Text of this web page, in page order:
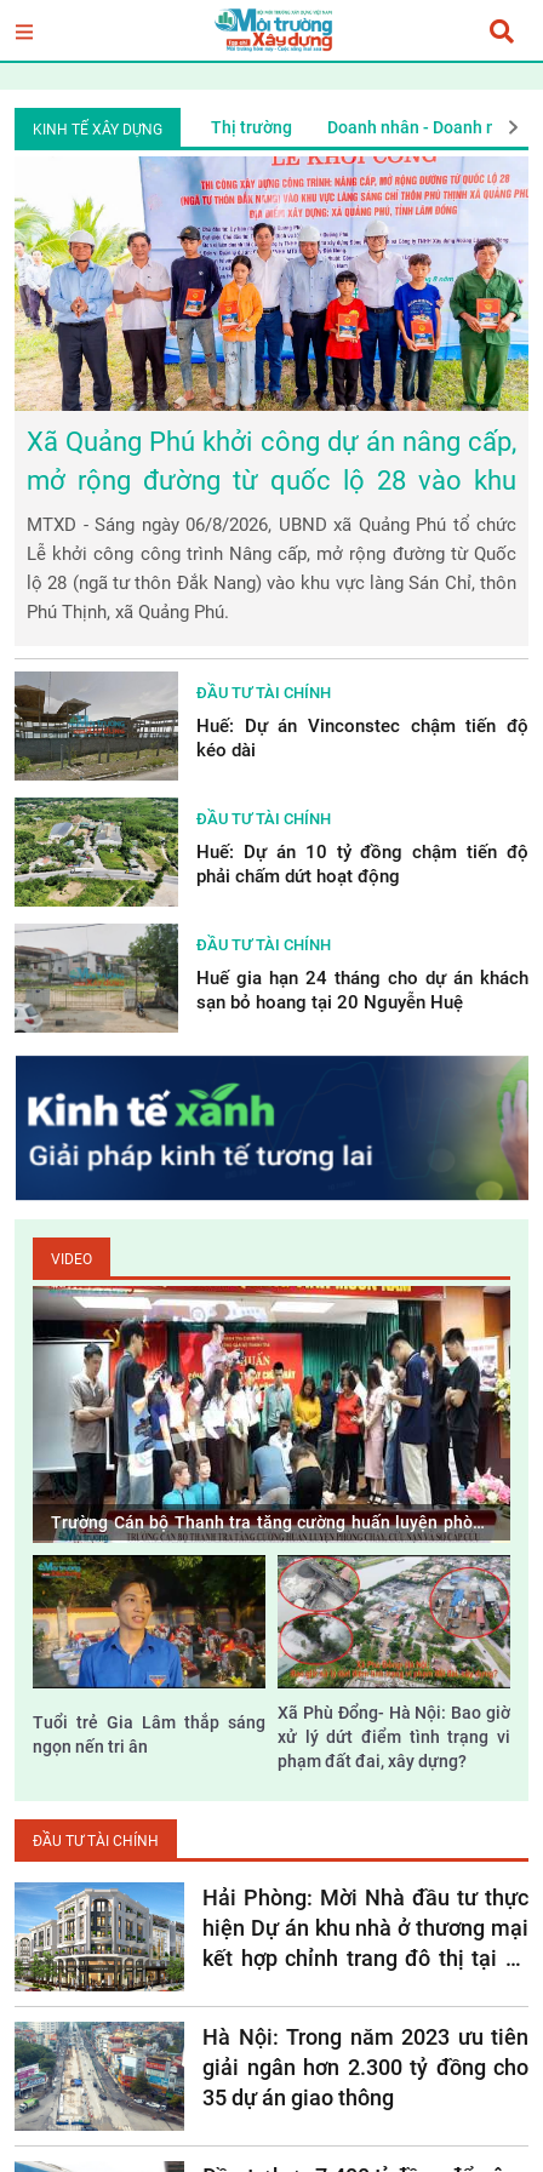
KINH TẾ XÂY DỰNG
Đầu tư tài chính Thị trường Doanh nhân - Doanh nghiệp
Xã Quảng Phú khởi công dự án nâng cấp,
mở rộng đường từ quốc lộ 28 vào khu
vực làng Sán Chỉ
MTXD - Sáng ngày 06/8/2026, UBND xã Quảng Phú tổ chức
Lễ khởi công công trình Nâng cấp, mở rộng đường từ Quốc
lộ 28 (ngã tư thôn Đắk Nang) vào khu vực làng Sán Chỉ, thôn
Phú Thịnh, xã Quảng Phú.
ĐẦU TƯ TÀI CHÍNH
Huế: Dự án Vinconstec chậm tiến độ
kéo dài
ĐẦU TƯ TÀI CHÍNH
Huế: Dự án 10 tỷ đồng chậm tiến độ
phải chấm dứt hoạt động
ĐẦU TƯ TÀI CHÍNH
Huế gia hạn 24 tháng cho dự án khách
sạn bỏ hoang tại 20 Nguyễn Huệ
VIDEO
Trường Cán bộ Thanh tra tăng cường huấn luyện phòng
cháy, cứu nạn và sơ cấp cứu
Tuổi trẻ Gia Lâm thắp sáng
ngọn nến tri ân
Xã Phù Đổng- Hà Nội: Bao giờ
xử lý dứt điểm tình trạng vi
phạm đất đai, xây dựng?
ĐẦU TƯ TÀI CHÍNH
Hải Phòng: Mời Nhà đầu tư thực
hiện Dự án khu nhà ở thương mại
kết hợp chỉnh trang đô thị tại số
Hà Nội: Trong năm 2023 ưu tiên
giải ngân hơn 2.300 tỷ đồng cho
35 dự án giao thông